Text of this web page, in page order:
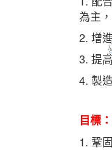
為主
2. 增
3. 提
4. 製
目標 ：
1. 鞏